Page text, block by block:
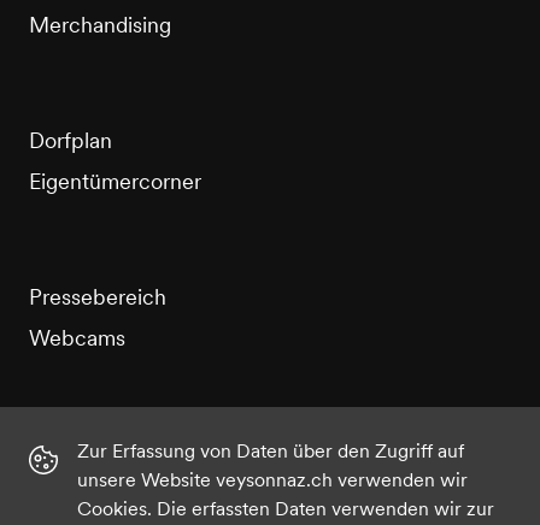
Merchandising
Dorfplan
Eigentümercorner
Pressebereich
Webcams
Facebook Twitter
Zur Erfassung von Daten über den Zugriff auf
unsere Website veysonnaz.ch verwenden wir
Cookies. Die erfassten Daten verwenden wir zur